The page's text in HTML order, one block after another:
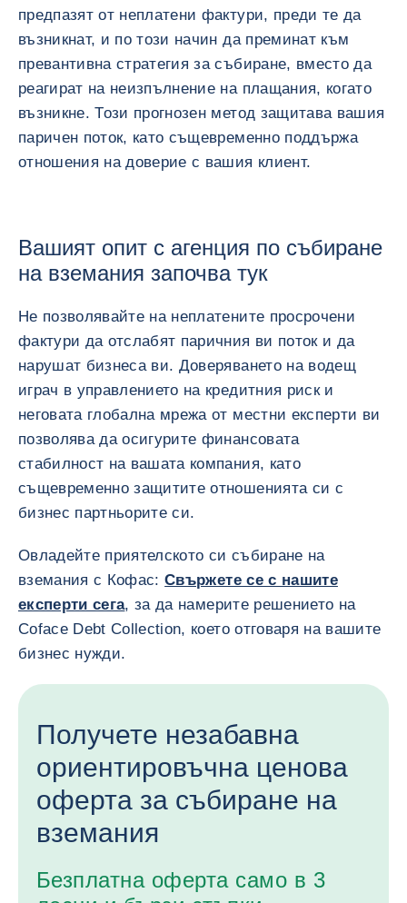
предпазят от неплатени фактури, преди те да
възникнат, и по този начин да преминат към
превантивна стратегия за събиране, вместо да
реагират на неизпълнение на плащания, когато
възникне. Този прогнозен метод защитава вашия
паричен поток, като същевременно поддържа
отношения на доверие с вашия клиент.
Вашият опит с агенция по събиране
на вземания започва тук
Не позволявайте на неплатените просрочени
фактури да отслабят паричния ви поток и да
нарушат бизнеса ви. Доверяването на водещ
играч в управлението на кредитния риск и
неговата глобална мрежа от местни експерти ви
позволява да осигурите финансовата
стабилност на вашата компания, като
същевременно защитите отношенията си с
бизнес партньорите си.
Овладейте приятелското си събиране на
вземания с Кофас:Свържете се с нашите
експерти сега, за да намерите решението на
Coface Debt Collection, което отговаря на вашите
бизнес нужди.
Получете незабавна
ориентировъчна ценова
оферта за събиране на
вземания
Безплатна оферта само в 3